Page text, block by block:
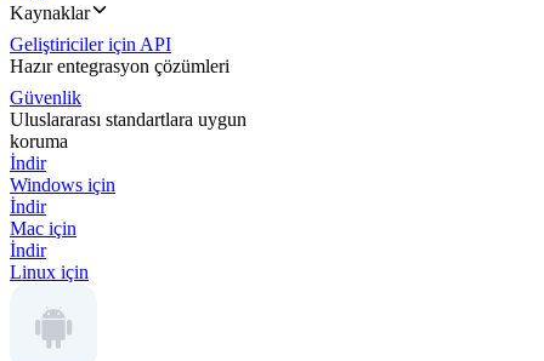
Kaynaklar
Geliştiriciler için API
Hazır entegrasyon çözümleri
Güvenlik
Uluslararası standartlara uygun
koruma
İndir
Windows için
İndir
Mac için
İndir
Linux için